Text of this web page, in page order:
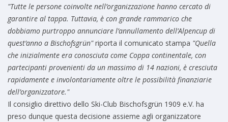
"Tutte le persone coinvolte nell’organizzazione hanno cercato di
garantire al tappa. Tuttavia, è con grande rammarico che
dobbiamo purtroppo annunciare l’annullamento dell’Alpencup di
quest’anno a Bischofsgrün"riporta il comunicato stampa "Quella
che inizialmente era conosciuta come Coppa continentale, con
partecipanti provenienti da un massimo di 14 nazioni, è cresciuta
rapidamente e involontariamente oltre le possibilità finanziarie
dell’organizzatore."
Il consiglio direttivo dello Ski-Club Bischofsgrün 1909 e.V. ha
preso dunque questa decisione assieme agli organizzatore